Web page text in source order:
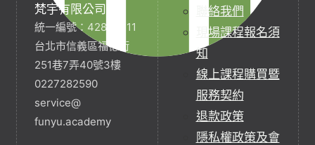
梵宇有限公司
統一編號：42854211
台北市信義區福德街
251巷7弄40號3樓
0227282590
service@
funyu.academy
聯絡我們
現場課程報名須
知
線上課程購買暨
服務契約
退款政策
隱私權政策及會